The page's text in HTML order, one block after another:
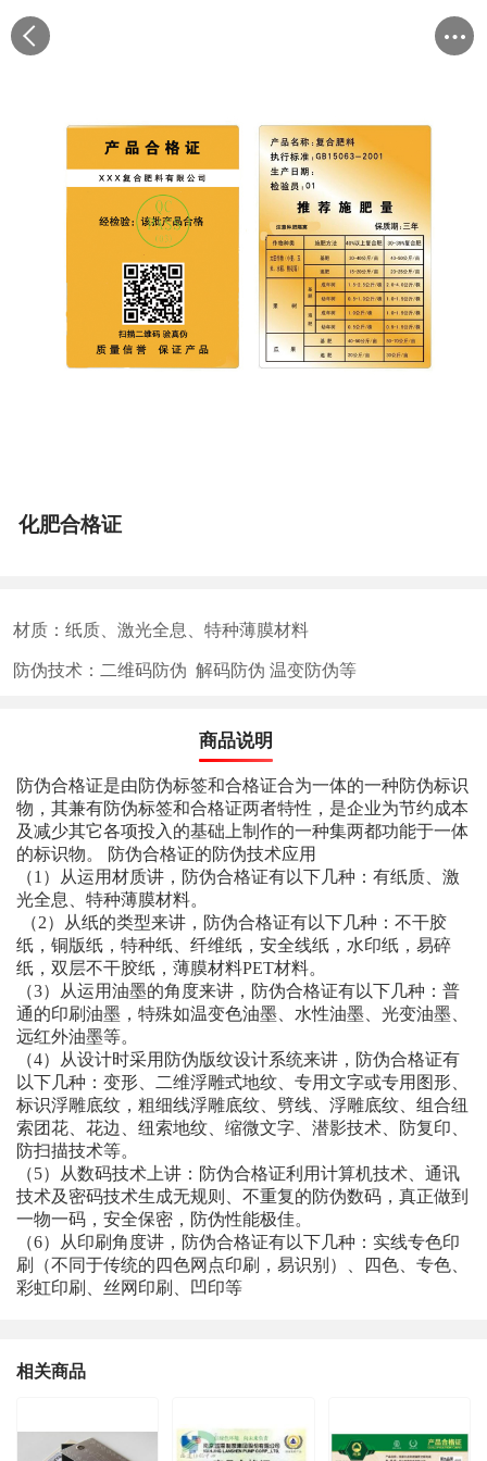
化肥合格证
材质：纸质、激光全息、特种薄膜材料
防伪技术：二维码防伪 解码防伪 温变防伪等
商品说明
防伪合格证是由防伪标签和合格证合为一体的一种防伪标识
物，其兼有防伪标签和合格证两者特性，是企业为节约成本
及减少其它各项投入的基础上制作的一种集两都功能于一体
的标识物。
防伪合格证的防伪技术应用
（1）从运用材质讲，防伪合格证有以下几种：有纸质、激
光全息、特种薄膜材料。
（2）从纸的类型来讲，防伪合格证有以下几种：不干胶
纸，铜版纸，特种纸、纤维纸，安全线纸，水印纸，易碎
纸，双层不干胶纸，薄膜材料PET材料。
（3）从运用油墨的角度来讲，防伪合格证有以下几种：普
通的印刷油墨，特殊如温变色油墨、水性油墨、光变油墨、
远红外油墨等。
（4）从设计时采用防伪版纹设计系统来讲，防伪合格证有
以下几种：变形、二维浮雕式地纹、专用文字或专用图形、
标识浮雕底纹，粗细线浮雕底纹、劈线、浮雕底纹、组合纽
索团花、花边、纽索地纹、缩微文字、潜影技术、防复印、
防扫描技术等。
（5）从数码技术上讲：防伪合格证利用计算机技术、通讯
技术及密码技术生成无规则、不重复的防伪数码，真正做到
一物一码，安全保密，防伪性能极佳。
（6）从印刷角度讲，防伪合格证有以下几种：实线专色印
刷（不同于传统的四色网点印刷，易识别）、四色、专色、
彩虹印刷、丝网印刷、凹印等
相关商品